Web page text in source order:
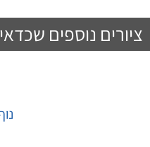
ציורים נוספים